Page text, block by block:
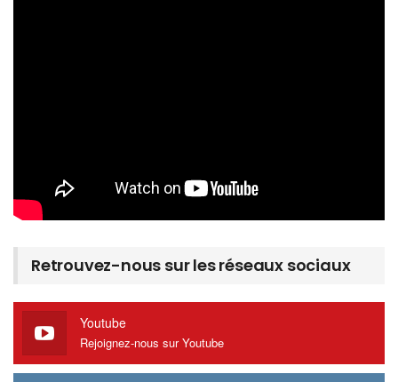
Retrouvez-nous sur les réseaux sociaux
Youtube
Rejoignez-nous sur Youtube